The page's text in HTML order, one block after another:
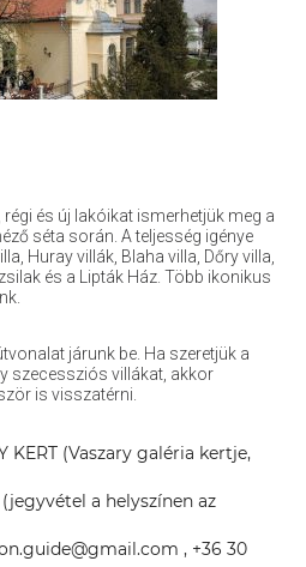
és új lakóikat ismerhetjük meg a
séta során. A teljesség igénye
Huray villák, Blaha villa, Dőry villa,
és a Lipták Ház. Több ikonikus
járunk be. Ha szeretjük a
szecessziós villákat, akkor
is visszatérni.
KERT (Vaszary galéria kertje,
a helyszínen az
, +36 30